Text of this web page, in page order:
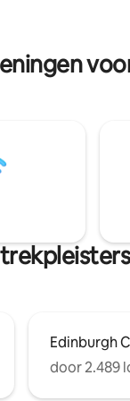
van het
Edinburgh
door 2.489